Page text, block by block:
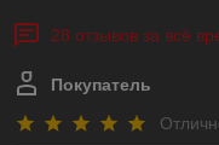
28 отзывов за всё
Покупатель